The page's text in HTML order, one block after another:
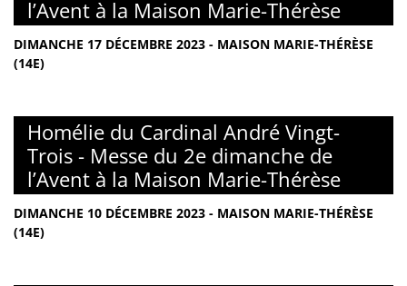
l’Avent à la Maison Marie-Thérèse
DIMANCHE 17 DÉCEMBRE 2023 - MAISON MARIE-THÉRÈSE
(14E)
Homélie du Cardinal André Vingt-
Trois - Messe du 2e dimanche de
l’Avent à la Maison Marie-Thérèse
DIMANCHE 10 DÉCEMBRE 2023 - MAISON MARIE-THÉRÈSE
(14E)